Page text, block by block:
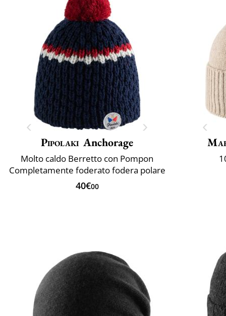
Pipolaki Anchorage
Molto caldo Berretto con Pompon
Completamente foderato fodera polare
40€00